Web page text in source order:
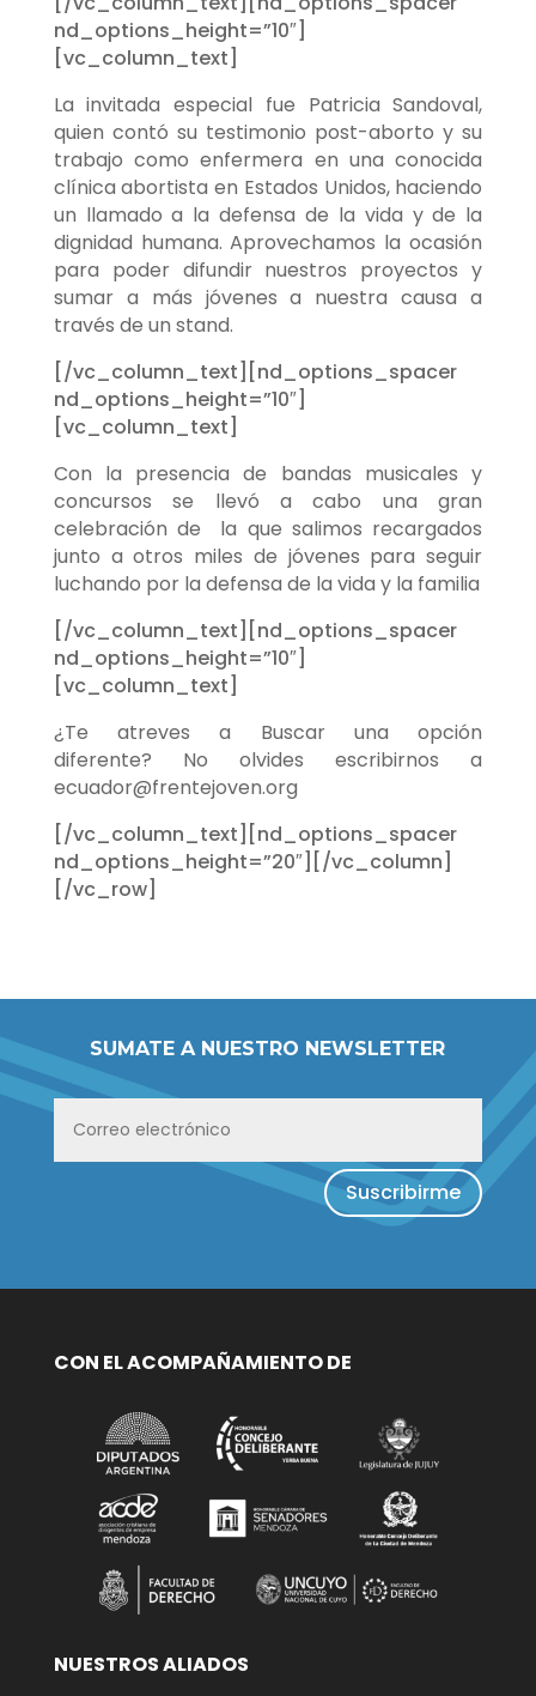
nd_options_height=”10″]
[vc_column_text]
La invitada especial fue Patricia Sandoval,
quien contó su testimonio post-aborto y su
trabajo como enfermera en una conocida
clínica abortista en Estados Unidos, haciendo
un llamado a la defensa de la vida y de la
dignidad humana. Aprovechamos la ocasión
para poder difundir nuestros proyectos y
sumar a más jóvenes a nuestra causa a
través de un stand.
[/vc_column_text][nd_options_spacer
nd_options_height=”10″]
[vc_column_text]
Con la presencia de bandas musicales y
concursos se llevó a cabo una gran
celebración de la que salimos recargados
junto a otros miles de jóvenes para seguir
luchando por la defensa de la vida y la familia
[/vc_column_text][nd_options_spacer
nd_options_height=”10″]
[vc_column_text]
¿Te atreves a Buscar una opción
diferente? No olvides escribirnos a
ecuador@frentejoven.org
[/vc_column_text][nd_options_spacer
nd_options_height=”20″][/vc_column]
[/vc_row]
SUMATE A NUESTRO NEWSLETTER
Suscribirme
CON EL ACOMPAÑAMIENTO DE
NUESTROS ALIADOS